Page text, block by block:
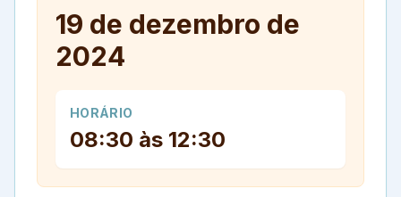
19 de dezembro de
2024
HORÁRIO
08:30 às 12:30